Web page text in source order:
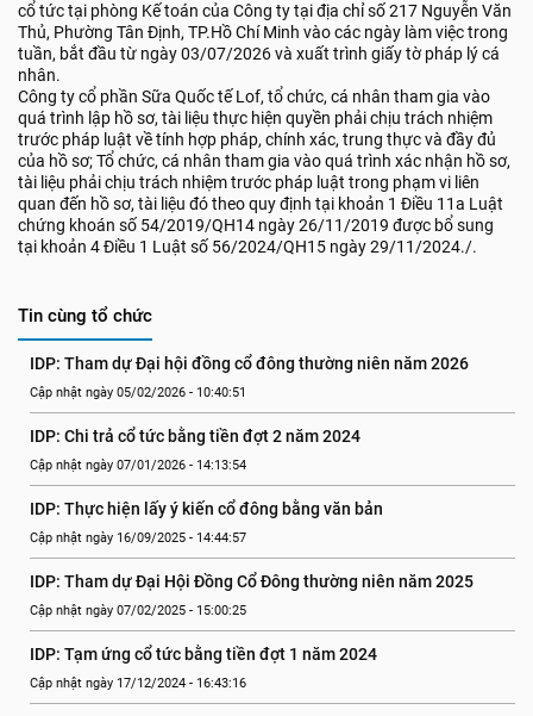
cổ tức tại phòng Kế toán của Công ty tại địa chỉ số 217 Nguyễn Văn
Thủ, Phường Tân Định, TP.Hồ Chí Minh vào các ngày làm việc trong
tuần, bắt đầu từ ngày 03/07/2026 và xuất trình giấy tờ pháp lý cá
nhân.
Công ty cổ phần Sữa Quốc tế Lof, tổ chức, cá nhân tham gia vào
quá trình lập hồ sơ, tài liệu thực hiện quyền phải chịu trách nhiệm
trước pháp luật về tính hợp pháp, chính xác, trung thực và đầy đủ
của hồ sơ; Tổ chức, cá nhân tham gia vào quá trình xác nhận hồ sơ,
tài liệu phải chịu trách nhiệm trước pháp luật trong phạm vi liên
quan đến hồ sơ, tài liệu đó theo quy định tại khoản 1 Điều 11a Luật
chứng khoán số 54/2019/QH14 ngày 26/11/2019 được bổ sung
tại khoản 4 Điều 1 Luật số 56/2024/QH15 ngày 29/11/2024./.
Tin cùng tổ chức
IDP: Tham dự Đại hội đồng cổ đông thường niên năm 2026
Cập nhật ngày 05/02/2026 - 10:40:51
IDP: Chi trả cổ tức bằng tiền đợt 2 năm 2024
Cập nhật ngày 07/01/2026 - 14:13:54
IDP: Thực hiện lấy ý kiến cổ đông bằng văn bản
Cập nhật ngày 16/09/2025 - 14:44:57
IDP: Tham dự Đại Hội Đồng Cổ Đông thường niên năm 2025
Cập nhật ngày 07/02/2025 - 15:00:25
IDP: Tạm ứng cổ tức bằng tiền đợt 1 năm 2024
Cập nhật ngày 17/12/2024 - 16:43:16